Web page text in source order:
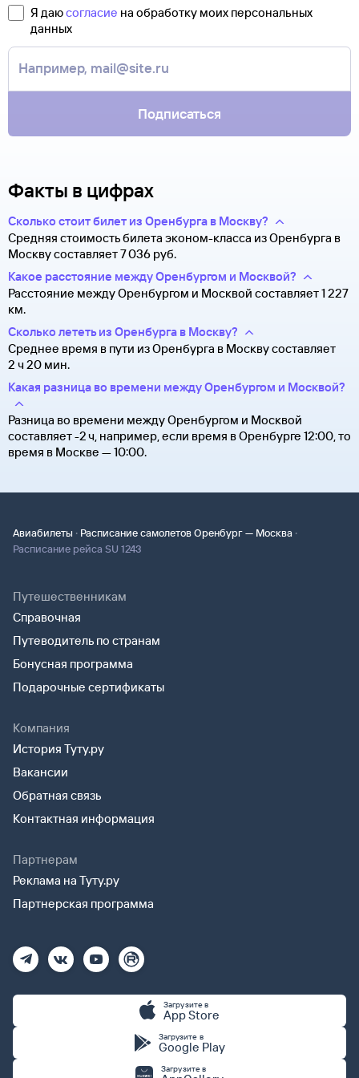
Туту.ру высылает маршрутную квитанцию по электронной
почте. Советуем распечатать ее и взять с собой в аэропорт.
за границей, хотя для посадки в самолет вам понадобится
только паспорт.
свою ситуацию. С вами свяжутся наши специалисты.
В письме, которое вы получите после заказа, будут
контакты агентства-партнера, через которое оформлен
билет. Вы можете связаться с ним напрямую.
Я даюсогласие на обработку моих персональных
данных
Подписаться
Факты в цифрах
Сколько стоит билет из Оренбурга в Москву?
Средняя стоимость билета эконом-класса из Оренбурга в
Москву составляет 7 ⁠036 руб.
Какое расстояние между Оренбургом и Москвой?
Расстояние между Оренбургом и Москвой составляет 1 227
км.
Сколько лететь из Оренбурга в Москву?
Среднее время в пути из Оренбурга в Москву составляет
2 ч 20 мин.
Какая разница во времени между Оренбургом и Москвой?
Разница во времени между Оренбургом и Москвой
составляет -2 ч, например, если время в Оренбурге 12:00, то
время в Москве — 10:00.
Авиабилеты · Расписание самолетов Оренбург — Москва ·
Расписание рейса SU 1243
Путешественникам
Справочная
Путеводитель по странам
Бонусная программа
Подарочные сертификаты
Компания
История Туту.ру
Вакансии
Обратная связь
Контактная информация
Партнерам
Реклама на Туту.ру
Партнерская программа
Загрузите в
App Store
Загрузите в
Google Play
Загрузите в